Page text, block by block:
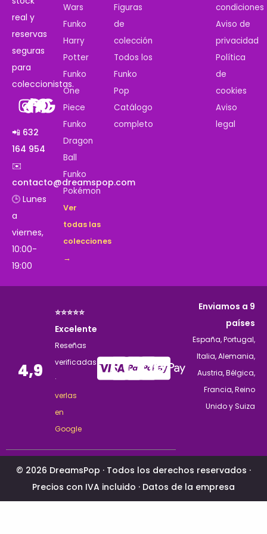
real y
reservas
seguras
para
coleccionistas.
📲 632
164 954
✉️
contacto@dreamspop.com
🕒 Lunes
a
viernes,
10:00-
19:00
Wars
Funko
Harry
Potter
Funko
One
Piece
Funko
Dragon
Ball
Funko
Pokémon
Ver
todas las
colecciones
→
Figuras
de
colección
Todos los
Funko
Pop
Catálogo
completo
condiciones
Aviso de
privacidad
Política
de
cookies
Aviso
legal
4,9
⭐⭐⭐⭐⭐
Excelente
Reseñas
verificadas
·
verlas
en
Google
Enviamos a 9
países
España, Portugal,
Italia, Alemania,
Austria, Bélgica,
Francia, Reino
Unido y Suiza
© 2026 DreamsPop · Todos los derechos reservados ·
Precios con IVA incluido · Datos de la empresa